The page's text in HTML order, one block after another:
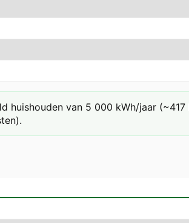
huishouden van 5 000 kWh/jaar